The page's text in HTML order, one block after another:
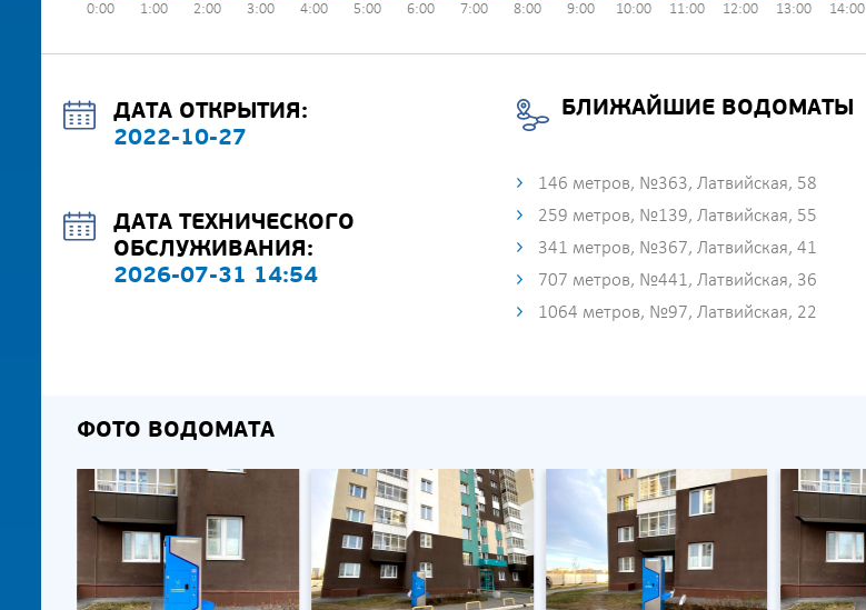
0:00 1:00 2:00 3:00 4:00 5:00 6:00 7:00 8:00 9:00 10:00 11:00 12:00 13:00 14:00
ДАТА ОТКРЫТИЯ:
2022-10-27
ДАТА ТЕХНИЧЕСКОГО
ОБСЛУЖИВАНИЯ:
2026-07-31 14:54
БЛИЖАЙШИЕ ВОДОМАТЫ
146 метров, №363, Латвийская, 58
259 метров, №139, Латвийская, 55
341 метров, №367, Латвийская, 41
707 метров, №441, Латвийская, 36
1064 метров, №97, Латвийская, 22
ФОТО ВОДОМАТА